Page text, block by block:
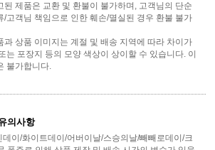
된 제품은 교환 및 환불이 불가하며, 고객님의 단순
/고객님 책임으로 인한 훼손/멸실된 경우 환불 불가
과 상품 이미지는 계절 및 배송 지역에 따라 차이가
는 포장지 등의 모양 색상이 상이할 수 있습니다. 이
불가합니다.
의사항
이/화이트데이/어버이날/스승의날/빼빼로데이/크